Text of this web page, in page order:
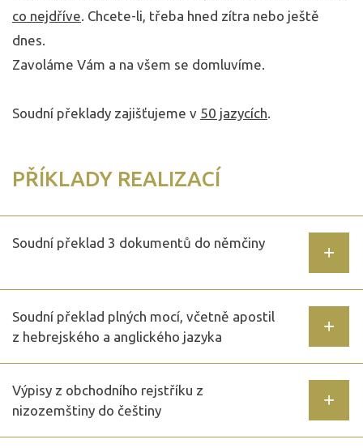
co nejdříve. Chcete-li, třeba hned zítra nebo ještě
dnes.
Zavoláme Vám a na všem se domluvíme.
Soudní překlady zajišťujeme v 50 jazycích.
PŘÍKLADY REALIZACÍ
Soudní překlad 3 dokumentů do němčiny
Soudní překlad plných mocí, včetně apostil
z hebrejského a anglického jazyka
Výpisy z obchodního rejstříku z
nizozemštiny do češtiny